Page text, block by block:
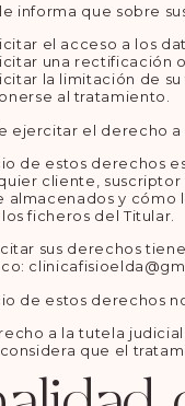
informa que sobre
el acceso a los
una rectificación
la limitación de
al tratamiento.
ejercitar el derecho
de estos derechos
cliente,
almacenados y cómo
ficheros del Titular.
sus derechos
de estos derechos
a la tutela
considera que el